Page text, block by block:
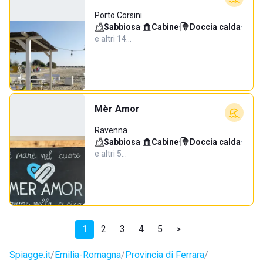
Porto Corsini
Sabbiosa· Cabine· Doccia calda·
e altri 14…
Mèr Amor
Ravenna
Sabbiosa· Cabine· Doccia calda·
e altri 5…
1 2 3 4 5 >
Spiagge.it Emilia-Romagna Provincia di Ferrara